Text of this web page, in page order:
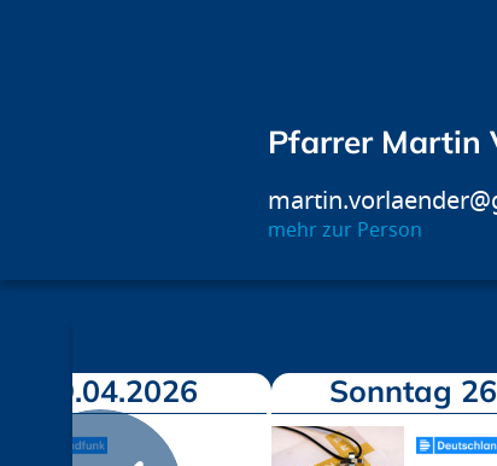
Pfarrer Martin
mehr zur Person
19.04.2026 Sonntag